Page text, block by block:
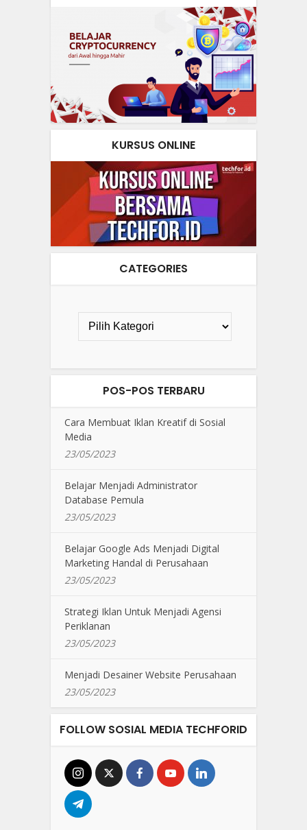
KURSUS ONLINE
CATEGORIES
POS-POS TERBARU
Cara Membuat Iklan Kreatif di Sosial
Media
23/05/2023
Belajar Menjadi Administrator
Database Pemula
23/05/2023
Belajar Google Ads Menjadi Digital
Marketing Handal di Perusahaan
23/05/2023
Strategi Iklan Untuk Menjadi Agensi
Periklanan
23/05/2023
Menjadi Desainer Website Perusahaan
23/05/2023
FOLLOW SOSIAL MEDIA TECHFORID